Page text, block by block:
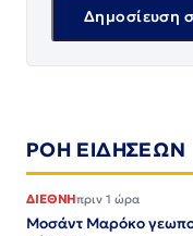
ΡΟΗ ΕΙΔΗΣΕΩΝ
ΔΙΕΘΝΗπριν 1 ώρα
Μοσάντ Μαρόκο